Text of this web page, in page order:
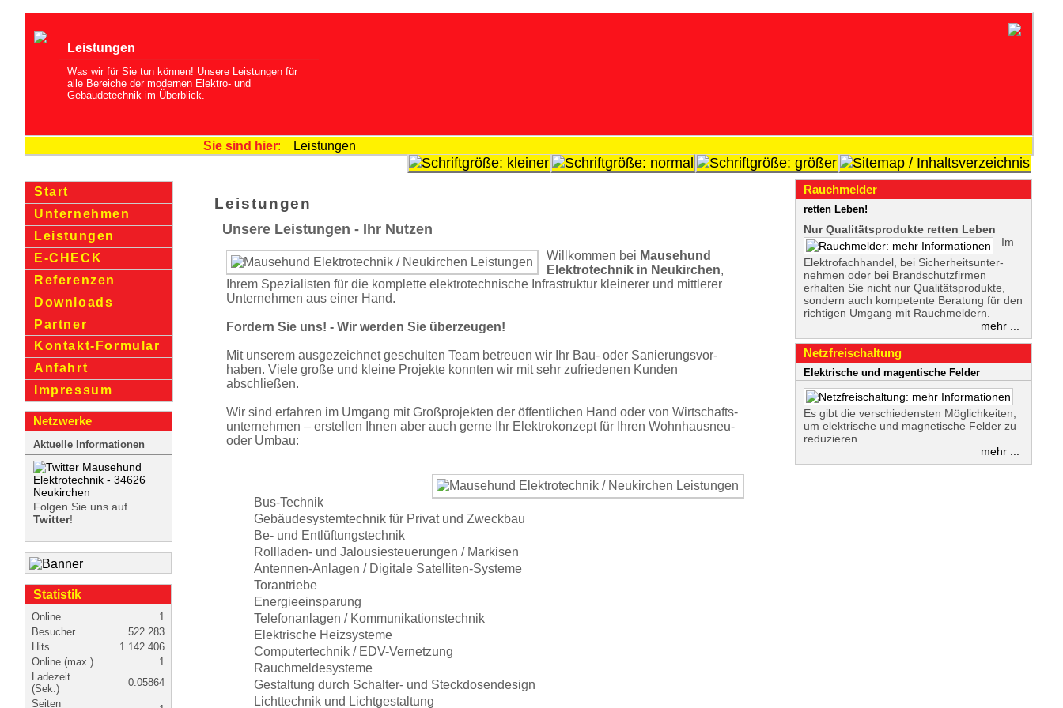
Leistungen
Was wir für Sie tun können! Unsere Leistungen für
alle Bereiche der modernen Elektro- und
Gebäudetechnik im Überblick.
Sie sind hier: Leistungen
Leistungen
Unsere Leistungen - Ihr Nutzen
Willkommen bei Mausehund
Elekt­rotechnik in Neukirchen,
Ihrem Spezialisten für die komplette elekt­rotech­nische Infrastruktur kleinerer und mittlerer
Unternehmen aus einer Hand.
Fordern Sie uns! - Wir werden Sie überzeugen!
Mit unserem ausgezeichnet geschulten Team betreuen wir Ihr Bau- oder Sanierungsvor­
haben. Viele große und kleine Projekte konnten wir mit sehr zufriedenen Kunden
abschließen.
Wir sind erfahren im Umgang mit Großprojekten der öffentlichen Hand oder von Wirtschafts­
unter­nehmen – erstellen Ihnen aber auch gerne Ihr Elekt­rokonzept für Ihren Wohnhausneu-
oder Umbau:
Bus-Technik
Gebäudesystem­technik für Privat und Zweckbau
Be- und Entlüftungstechnik
Rollladen- und Jalousies­teuerungen / Markisen
Antennen-Anlagen / Digitale Satelliten-Systeme
Torantriebe
Energieein­sparung
Telefonan­lagen / Kommunikation­stechnik
Elektrische Heizsysteme
Computer­technik / EDV-Vernetzung
Rauchmel­desysteme
Gestaltung durch Schalter- und Steck­dosen­design
Lichttechnik und Lichtge­staltung
Start
Unternehmen
Leistungen
E-CHECK
Referenzen
Downloads
Partner
Kontakt-Formular
Anfahrt
Impressum
Netzwerke
Aktuelle Informationen
Folgen Sie uns auf
Twitter!
Statistik
Online
1
Besucher
522.283
Hits
1.142.406
Online (max.)
1
Ladezeit
(Sek.)
0.05864
Seiten
Rauchmelder
retten Leben!
Nur Qualitätsprodukte retten Leben
Im
Elekt­rofach­handel, bei Sicher­heits­unter­
nehmen oder bei Brand­schutz­firmen
erhalten Sie nicht nur Qualitätsprodukte,
sondern auch kompetente Beratung für den
richtigen Umgang mit Rauchmeldern.
mehr ...
Netzf­reischaltung
Elektrische und magentische Felder
Es gibt die verschiedensten Möglichkeiten,
um elektrische und magnetische Felder zu
reduzieren.
mehr ...